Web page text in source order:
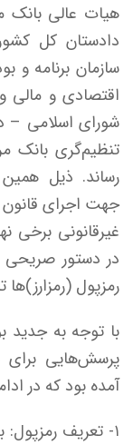
هیات عالی بانک
دادستان کل
اقتصادی و مالی
تنظیم‌گری بانک
رساند. ذیل
جهت اجرای قانون
غیرقانونی برخی
در دستور صریحی
رمز‌پول (رمز‌ارز)‌ها
با توجه به
پرسش‌هایی برای
آمده بود که در
۱- تعریف